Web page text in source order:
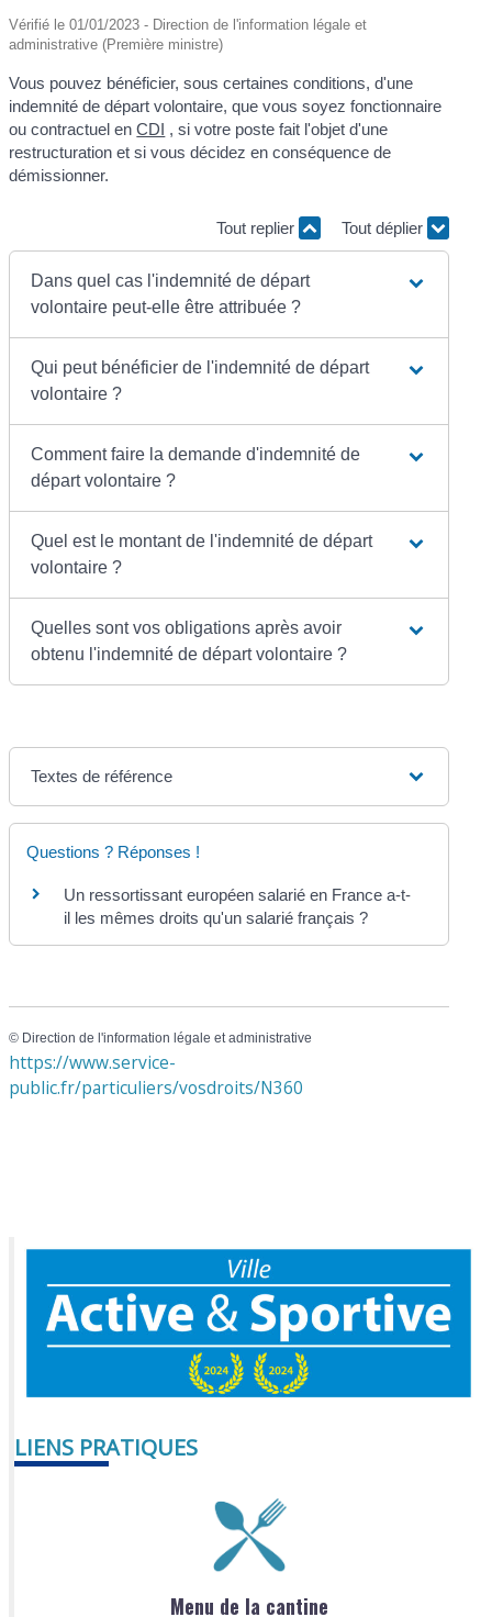
Vérifié le 01/01/2023 - Direction de l'information légale et
administrative (Première ministre)
Vous pouvez bénéficier, sous certaines conditions, d'une
indemnité de départ volontaire, que vous soyez fonctionnaire
ou contractuel enCDI , si votre poste fait l'objet d'une
restructuration et si vous décidez en conséquence de
démissionner.
Tout replier Tout déplier
Dans quel cas l'indemnité de départ
volontaire peut-elle être attribuée ?
Qui peut bénéficier de l'indemnité de départ
volontaire ?
Comment faire la demande d'indemnité de
départ volontaire ?
Quel est le montant de l'indemnité de départ
volontaire ?
Quelles sont vos obligations après avoir
obtenu l'indemnité de départ volontaire ?
Textes de référence
Questions ? Réponses !
Un ressortissant européen salarié en France a-t-
il les mêmes droits qu'un salarié français ?
© Direction de l'information légale et administrative
https://www.service-
public.fr/particuliers/vosdroits/N360
LIENS PRATIQUES
Menu de la cantine